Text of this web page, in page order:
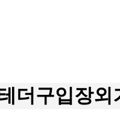
더구입장